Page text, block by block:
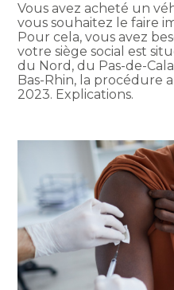
Vous avez acheté un
vous souhaitez le faire
Pour cela, vous avez
votre siège social est
du Nord, du Pas-de-
Bas-Rhin, la procédure
2023. Explications.